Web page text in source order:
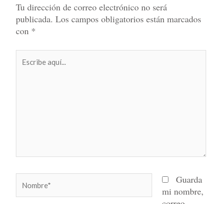
Tu dirección de correo electrónico no será
publicada. Los campos obligatorios están marcados
con *
aquí...
Guarda
mi nombre,